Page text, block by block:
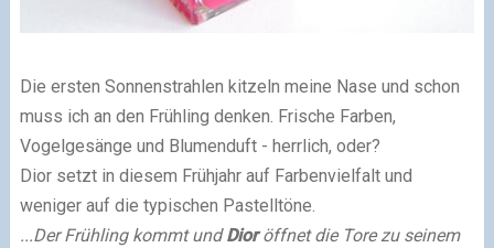
Die ersten Sonnenstrahlen kitzeln meine Nase und schon
muss ich an den Frühling denken. Frische Farben,
Vogelgesänge und Blumenduft - herrlich, oder?
Dior setzt in diesem Frühjahr auf Farbenvielfalt und
weniger auf die typischen Pastelltöne.
...Der Frühling kommt undDioröffnet die Tore zu seinem